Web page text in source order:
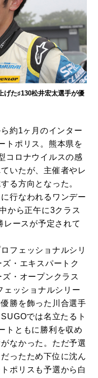
げた♯130松井宏太選手が優
約1ヶ月のインター
トポリス。熊本県を
コロナウイルスの感
いたが、主催者やレ
る方向となった。
行なわれるワンデー
から正午に3クラス
ースが予定されて
フェッショナルシリ
・エキスパートク
・オープンクラス
ェッショナルシリー
勝を飾った川合選手
では名立たるト
トともに勝利を収め
なかった。ただ予選
ったため下位に沈ん
ポリスも予選から白